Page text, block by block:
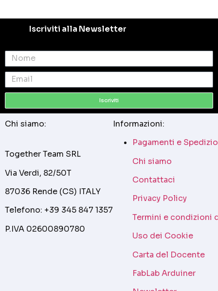
Iscriviti alla Newsletter
Iscriviti
Chi siamo:
Together Team SRL
Via Verdi, 82/50T
87036 Rende (CS) ITALY
Telefono: +39 345 847 1357
P.IVA 02600890780
Informazioni:
Pagamenti e
Chi siamo
Contattaci
Privacy Policy
Termini e condizioni
Uso dei Cookie
Carta del Docente
FabLab Arduiner